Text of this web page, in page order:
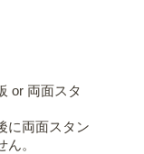
or 両面スタ
に両面スタン
。